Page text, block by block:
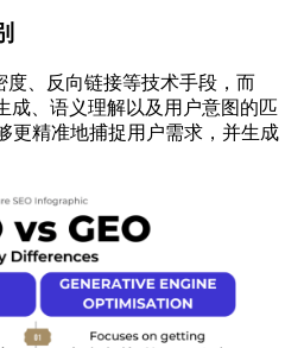
度、反向链接等技术手段，而
成、语义理解以及用户意图的匹
更精准地捕捉用户需求，并生成